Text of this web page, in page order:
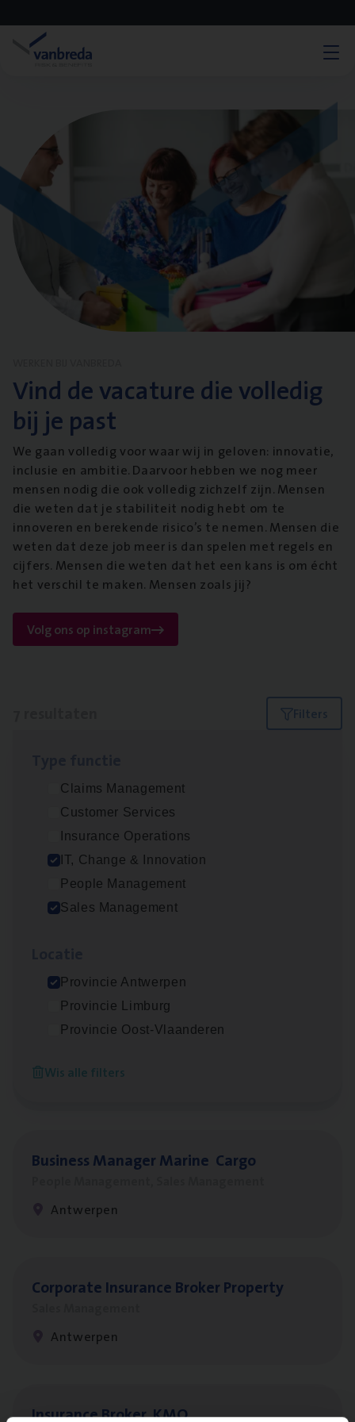
Vind de vacature die volledig
bij je past
We gaan volledig voor waar wij in geloven: innovatie,
inclusie en ambitie. Daarvoor hebben we nog meer
mensen nodig die ook volledig zichzelf zijn. Mensen
die weten dat je stabiliteit nodig hebt om te
innoveren en berekende risico’s te nemen. Mensen die
weten dat deze job meer is dan spelen met regels en
cijfers. Mensen die weten dat het een kans is om écht
het verschil te maken. Mensen zoals jij?
Volg ons op instagram
Filters
Claims Management
Customer Services
Insurance Operations
IT, Change & Innovation
People Management
Sales Management
Provincie Antwerpen
Provincie Limburg
Provincie Oost-Vlaanderen
Wis alle filters
Busi­ness Analyst
IT, Change & Innovation
Antwerpen
Insu­ran­ce Bro­ker Trans­port
(Agi­le)ITPro­ject Manager
Antwerpen
Busi­ness Mana­ger Mari­ne Cargo
Antwerpen
Cor­po­ra­te Insu­ran­ce Bro­ker Property
Antwerpen
Insu­ran­ce Bro­kerKMO